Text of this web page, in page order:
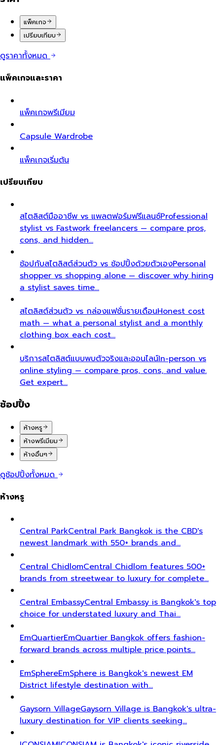
แพ็คเกจ
เปรียบเทียบ
ดูราคาทั้งหมด
แพ็คเกจและราคา
แพ็คเกจพรีเมียม
Capsule Wardrobe
แพ็คเกจเริ่มต้น
เปรียบเทียบ
สไตลิสต์มืออาชีพ vs แพลตฟอร์มฟรีแลนซ์Professional
stylist vs Fastwork freelancers — compare pros,
cons, and hidden…
ช้อปกับสไตลิสต์ส่วนตัว vs ช้อปปิ้งด้วยตัวเองPersonal
shopper vs shopping alone — discover why hiring
a stylist saves time…
สไตลิสต์ส่วนตัว vs กล่องแฟชั่นรายเดือนHonest cost
math — what a personal stylist and a monthly
clothing box each cost…
บริการสไตลิสต์แบบพบตัวจริงและออนไลน์In-person vs
online styling — compare pros, cons, and value.
Get expert…
ช้อปปิ้ง
ห้างหรู
ห้างพรีเมียม
ห้างอื่นๆ
ดูช้อปปิ้งทั้งหมด
ห้างหรู
Central ParkCentral Park Bangkok is the CBD's
newest landmark with 550+ brands and…
Central ChidlomCentral Chidlom features 500+
brands from streetwear to luxury for complete…
Central EmbassyCentral Embassy is Bangkok's top
choice for understated luxury and Thai…
EmQuartierEmQuartier Bangkok offers fashion-
forward brands across multiple price points…
EmSphereEmSphere is Bangkok's newest EM
District lifestyle destination with…
Gaysorn VillageGaysorn Village is Bangkok's ultra-
luxury destination for VIP clients seeking…